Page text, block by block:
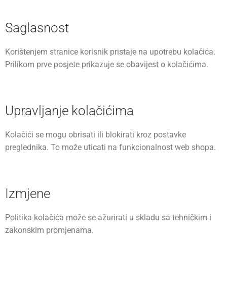
Saglasnost
Korištenjem stranice korisnik pristaje na upotrebu kolačića.
Prilikom prve posjete prikazuje se obavijest o kolačićima.
Upravljanje kolačićima
Kolačići se mogu obrisati ili blokirati kroz postavke
preglednika. To može uticati na funkcionalnost web shopa.
Izmjene
Politika kolačića može se ažurirati u skladu sa tehničkim i
zakonskim promjenama.